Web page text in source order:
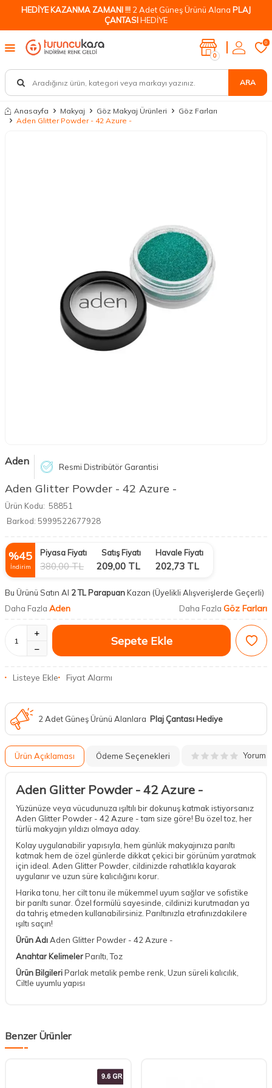
HEDİYE KAZANMA ZAMANI !!! 2 Adet Güneş Ürünü Alana PLAJ
ÇANTASIHEDİYE
ARA
0
0
Anasayfa Makyaj Göz Makyaj Ürünleri
Göz Farları
Aden Glitter Powder - 42 Azure -
Aden Resmi Distribütör Garantisi
Aden Glitter Powder - 42 Azure -
Ürün Kodu: 58851
Barkod: 5999522677928
%45
İndirim
Piyasa Fiyatı
380,00TL
Satış Fiyatı
209,00 TL
Havale Fiyatı
202,73 TL
Bu Ürünü Satın Al 2 TL ParapuanKazan (Üyelikli Alışverişlerde Geçerli)
Daha Fazla Aden Daha Fazla Göz Farları
Sepete Ekle
Listeye Ekle Fiyat Alarmı
2 Adet Güneş Ürünü Alanlara Plaj Çantası Hediye
Ürün Açıklaması Ödeme Seçenekleri Yorum
Aden Glitter Powder - 42 Azure -
Yüzünüze veya vücudunuza ışıltılı bir dokunuş katmak istiyorsanız
Aden Glitter Powder - 42 Azure - tam size göre! Bu özel toz, her
türlü makyajın yıldızı olmaya aday.
Kolay uygulanabilir yapısıyla, hem günlük makyajınıza parıltı
katmak hem de özel günlerde dikkat çekici bir görünüm yaratmak
için ideal. Aden Glitter Powder, cildinizde rahatlıkla kayarak
uygulanır ve uzun süre kalıcılığını korur.
Harika tonu, her cilt tonu ile mükemmel uyum sağlar ve sofistike
bir parıltı sunar. Özel formülü sayesinde, cildinizi kurutmadan ya
da tahriş etmeden kullanabilirsiniz. Parıltınızla etrafınızdakilere
ışıltı saçın!
Ürün AdıAden Glitter Powder - 42 Azure -
Anahtar KelimelerParıltı, Toz
Ürün BilgileriParlak metalik pembe renk, Uzun süreli kalıcılık,
Ciltle uyumlu yapısı
Benzer Ürünler